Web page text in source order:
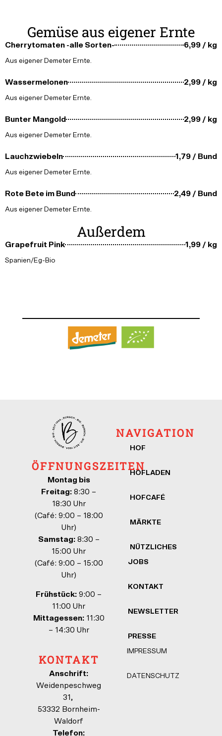
Gemüse aus eigener Ernte
Cherrytomaten -alle Sorten- 6,99 / kg
Aus eigener Demeter Ernte.
Wassermelonen 2,99 / kg
Aus eigener Demeter Ernte.
Bunter Mangold 2,99 / kg
Aus eigener Demeter Ernte.
Lauchzwiebeln 1,79 / Bund
Aus eigener Demeter Ernte.
Rote Bete im Bund 2,49 / Bund
Aus eigener Demeter Ernte.
Außerdem
Grapefruit Pink 1,99 / kg
Spanien/Eg-Bio
ÖFFNUNGSZEITEN
Montag bis
Freitag: 8:30 –
18:30 Uhr
(Café: 9:00 – 18:00
Uhr)
Samstag:8:30 –
15:00 Uhr
(Café: 9:00 – 15:00
Uhr)
Frühstück: 9:00 –
11:00 Uhr
Mittagessen:11:30
– 14:30 Uhr
KONTAKT
Anschrift:
Weidenpeschweg
31,
53332 Bornheim-
Waldorf
Telefon:
NAVIGATION
HOF
HOFLADEN
HOFCAFÉ
MÄRKTE
NÜTZLICHES
JOBS
KONTAKT
NEWSLETTER
PRESSE
IMPRESSUM
DATENSCHUTZ